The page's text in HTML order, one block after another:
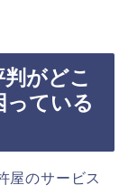
がどこ
っている
屋のサービス